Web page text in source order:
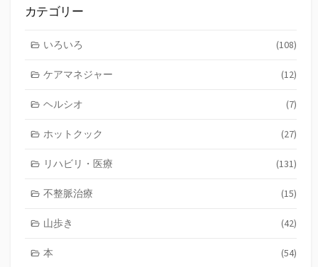
記
カテゴリー
いろいろ (108)
ケアマネジャー (12)
ヘルシオ (7)
ホットクック (27)
リハビリ・医療 (131)
不整脈治療 (15)
山歩き (42)
本 (54)